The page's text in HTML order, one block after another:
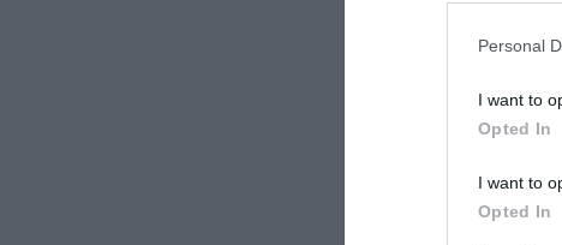
Personal
I want to
Opted In
I want to
Opted In